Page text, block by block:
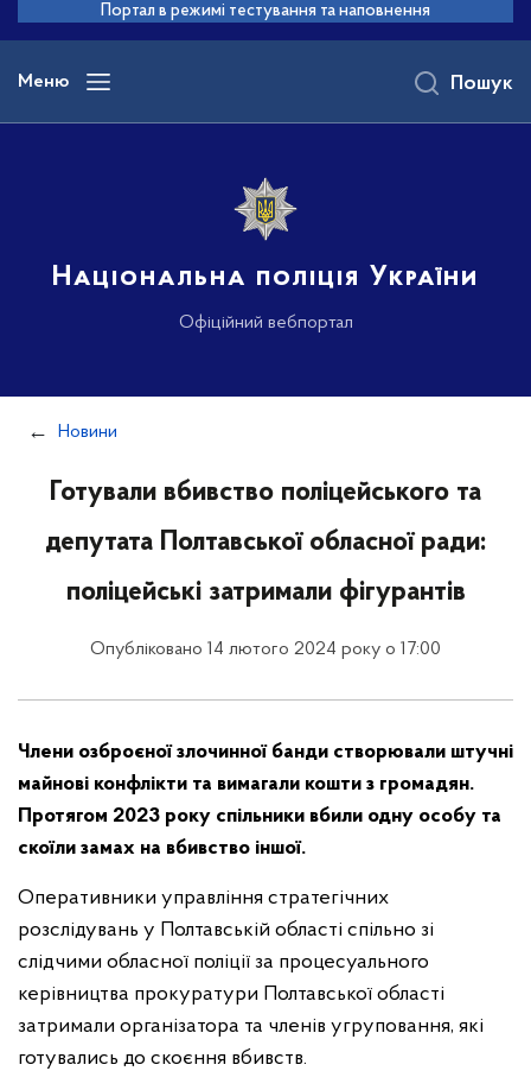
основного
вмісту
Портал в режимі тестування та наповнення
Меню
Національна поліція України
Офіційний вебпортал
Пошук
Новини
Готували вбивство поліцейського та
депутата Полтавської обласної ради:
поліцейські затримали фігурантів
Опубліковано 14 лютого 2024 року о 17:00
Члени озброєної злочинної банди створювали штучні
майнові конфлікти та вимагали кошти з громадян.
Протягом 2023 року спільники вбили одну особу та
скоїли замах на вбивство іншої.
Оперативники управління стратегічних
розслідувань у Полтавській області спільно зі
слідчими обласної поліції за процесуального
керівництва прокуратури Полтавської області
затримали організатора та членів угруповання, які
готувались до скоєння вбивств.